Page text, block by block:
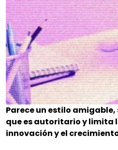
Parece un estilo
que es autoritario y limita
innovación y el